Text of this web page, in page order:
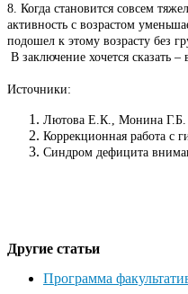
8. Когда становится совсем
активность с возрастом
подошел к этому возрасту без
В заключение хочется сказать
Источники:
Лютова Е.К., Монина Г.Б.
Коррекционная работа с
Синдром дефицита
Другие статьи
Программа